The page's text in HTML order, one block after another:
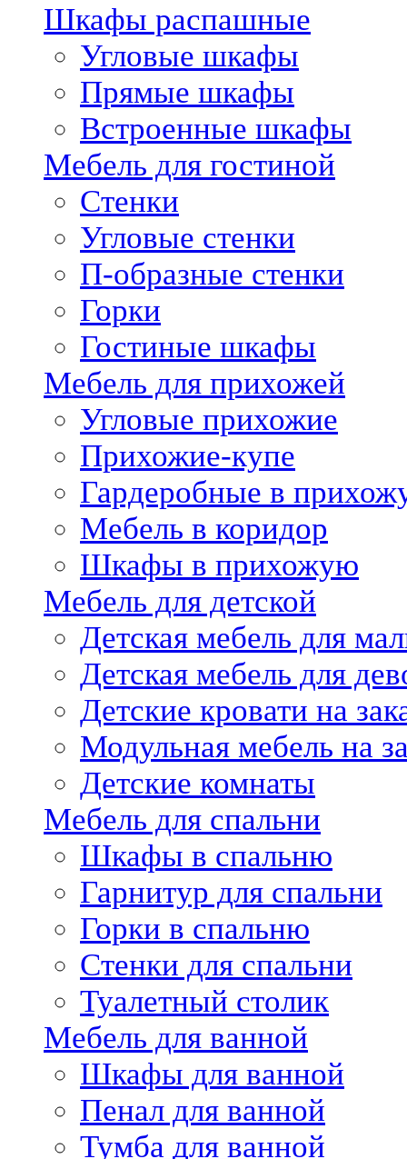
Шкафы распашные
Угловые шкафы
Прямые шкафы
Встроенные шкафы
Мебель для гостиной
Стенки
Угловые стенки
П-образные стенки
Горки
Гостиные шкафы
Мебель для прихожей
Угловые прихожие
Прихожие-купе
Гардеробные в
Мебель в коридор
Шкафы в прихожую
Мебель для детской
Детская мебель для
Детская мебель для
Детские кровати на
Модульная мебель на
Детские комнаты
Мебель для спальни
Шкафы в спальню
Гарнитур для спальни
Горки в спальню
Стенки для спальни
Туалетный столик
Мебель для ванной
Шкафы для ванной
Пенал для ванной
Тумба для ванной